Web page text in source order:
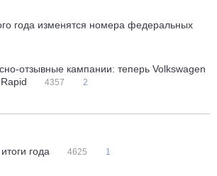
года изменятся номера федеральных
отзывные кампании: теперь Volkswagen
4357 2
года
4625 1